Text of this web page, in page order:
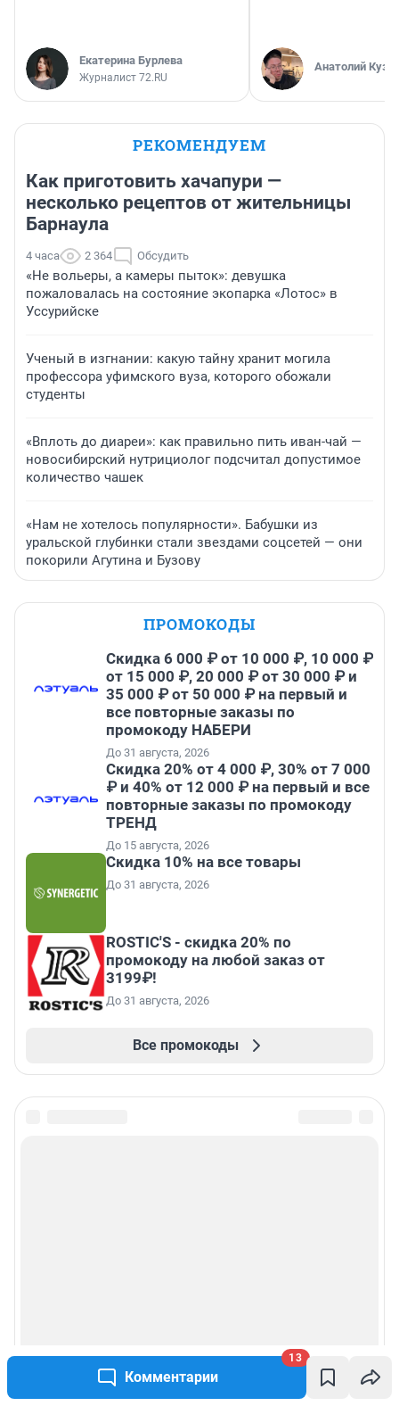
Комментарии
13
Екатерина Бурлева
Журналист 72.RU
Анатолий
РЕКОМЕНДУЕМ
Как приготовить хачапури —
несколько рецептов от жительницы
Барнаула
4 часа 2 364 Обсудить
«Не вольеры, а камеры пыток»: девушка
пожаловалась на состояние экопарка «Лотос» в
Уссурийске
Ученый в изгнании: какую тайну хранит могила
профессора уфимского вуза, которого обожали
студенты
«Вплоть до диареи»: как правильно пить иван-чай —
новосибирский нутрициолог подсчитал допустимое
количество чашек
«Нам не хотелось популярности». Бабушки из
уральской глубинки стали звездами соцсетей — они
покорили Агутина и Бузову
ПРОМОКОДЫ
Скидка 6 000 ₽ от 10 000 ₽, 10 000 ₽
от 15 000 ₽, 20 000 ₽ от 30 000 ₽ и
35 000 ₽ от 50 000 ₽ на первый и
все повторные заказы по
промокоду НАБЕРИ
До 31 августа, 2026
Скидка 20% от 4 000 ₽, 30% от 7 000
₽ и 40% от 12 000 ₽ на первый и все
повторные заказы по промокоду
ТРЕНД
До 15 августа, 2026
Скидка 10% на все товары
До 31 августа, 2026
ROSTIC'S - скидка 20% по
промокоду на любой заказ от
3199₽!
До 31 августа, 2026
Все промокоды